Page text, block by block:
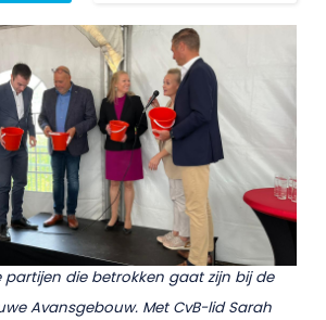
partijen die betrokken gaat zijn bij de
Avansgebouw. Met CvB-lid Sarah